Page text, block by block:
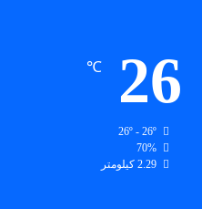
26
℃
26º - 26º
70%
2.29 کیلومتر